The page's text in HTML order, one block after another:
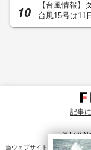
【台風情報
台風15号は11
記事
© Fuji
当ウェブサイトでは、ユーザ